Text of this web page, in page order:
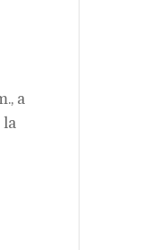
a
la